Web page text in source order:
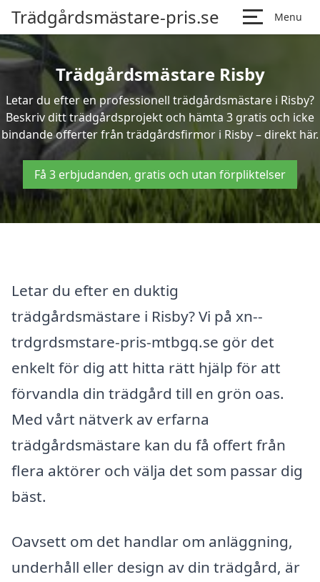
Trädgårdsmästare-pris.se Menu
Trädgårdsmästare Risby
Letar du efter en professionell trädgårdsmästare i Risby?
Beskriv ditt trädgårdsprojekt och hämta 3 gratis och icke
bindande offerter från trädgårdsfirmor i Risby – direkt här.
Få 3 erbjudanden, gratis och utan förpliktelser
Letar du efter en duktig
trädgårdsmästare i Risby? Vi på xn--
trdgrdsmstare-pris-mtbgq.se gör det
enkelt för dig att hitta rätt hjälp för att
förvandla din trädgård till en grön oas.
Med vårt nätverk av erfarna
trädgårdsmästare kan du få offert från
flera aktörer och välja det som passar dig
bäst.
Oavsett om det handlar om anläggning,
underhåll eller design av din trädgård, är